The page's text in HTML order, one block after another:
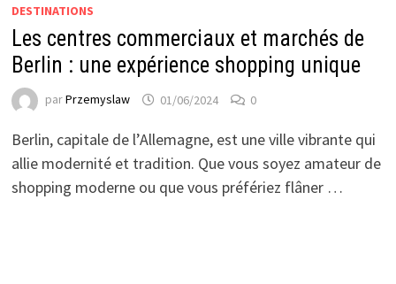
DESTINATIONS
Les centres commerciaux et marchés de
Berlin : une expérience shopping unique
parPrzemyslaw 01/06/2024 0
Berlin, capitale de l’Allemagne, est une ville vibrante qui
allie modernité et tradition. Que vous soyez amateur de
shopping moderne ou que vous préfériez flâner …